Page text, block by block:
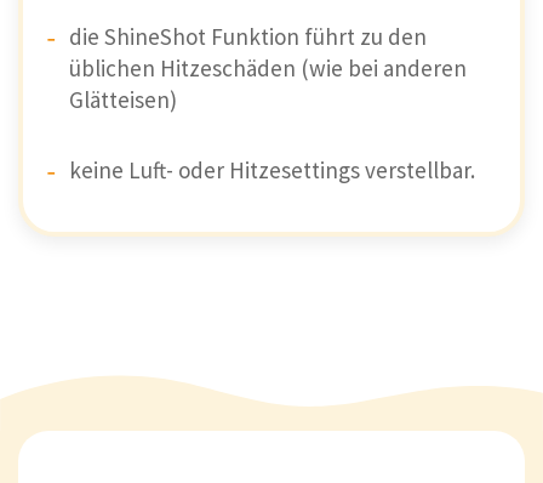
die ShineShot Funktion führt zu den
üblichen Hitzeschäden (wie bei anderen
Glätteisen)
keine Luft- oder Hitzesettings verstellbar.